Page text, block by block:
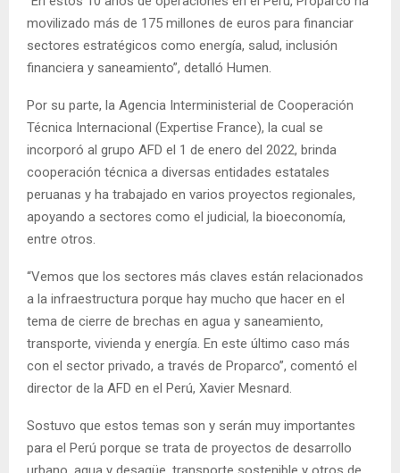
movilizado más de 175 millones de euros para financiar
sectores estratégicos como energía, salud, inclusión
financiera y saneamiento”, detalló Humen.
Por su parte, la Agencia Interministerial de Cooperación
Técnica Internacional (Expertise France), la cual se
incorporó al grupo AFD el 1 de enero del 2022, brinda
cooperación técnica a diversas entidades estatales
peruanas y ha trabajado en varios proyectos regionales,
apoyando a sectores como el judicial, la bioeconomía,
entre otros.
“Vemos que los sectores más claves están relacionados
a la infraestructura porque hay mucho que hacer en el
tema de cierre de brechas en agua y saneamiento,
transporte, vivienda y energía. En este último caso más
con el sector privado, a través de Proparco”, comentó el
director de la AFD en el Perú, Xavier Mesnard.
Sostuvo que estos temas son y serán muy importantes
para el Perú porque se trata de proyectos de desarrollo